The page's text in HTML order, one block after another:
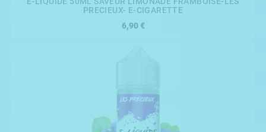
PRECIEUX- E-CIGARETTE
6,90 €